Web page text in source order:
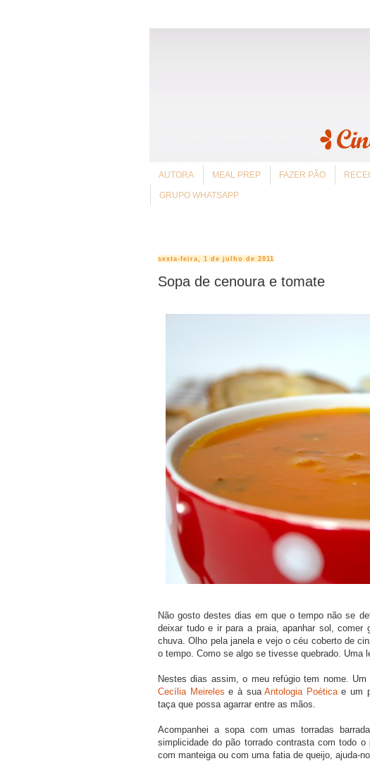
AUTORA MEAL PREP FAZER PÃO
GRUPO WHATSAPP
sexta-feira, 1 de julho de 2011
Sopa de cenoura e tomate
Não gosto destes dias em que o tempo não se
deixar tudo e ir para a praia, apanhar sol,
chuva. Olho pela janela e vejo o céu coberto de
o tempo. Como se algo se tivesse quebrado. Uma
Nestes dias assim, o meu refúgio tem nome.
Cecília Meireles e à suaAntologia Poéticae um
taça que possa agarrar entre as mãos.
Acompanhei a sopa com umas torradas
simplicidade do pão torrado contrasta com todo
com manteiga ou com uma fatia de queijo, ajuda-
COMPRAR LIVRO COMPRAR LIVRO